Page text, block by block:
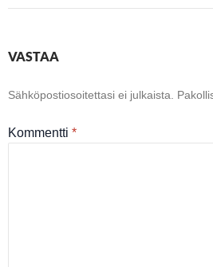
VASTAA
Sähköpostiosoitettasi ei julkaista.
Kommentti *